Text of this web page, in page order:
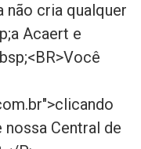
cria qualquer
Acaert e
">clicando
nossa Central de